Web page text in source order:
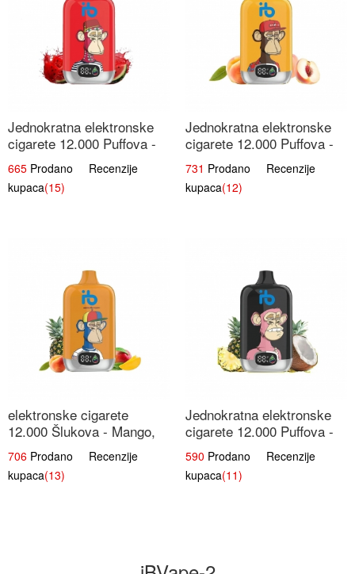
Jednokratna elektronske
cigarete 12.000 Puffova -
Lubenica Sladoled | Ljetna
Desertna Aroma
665 Prodano Recenzije
kupaca(15)
Jednokratna elektronske
cigarete 12.000 Puffova -
Breskva i Voćni Sok |
Osježavajuća Voćna
Mješavina
731 Prodano Recenzije
kupaca(12)
elektronske cigarete
12.000 Šlukova - Mango,
Ananas, Breskva | Tropska
Voćna Mješavina
706 Prodano Recenzije
kupaca(13)
Jednokratna elektronske
cigarete 12.000 Puffova -
Ananas i Kokos Sladoled |
Tropski Desert
590 Prodano Recenzije
kupaca(11)